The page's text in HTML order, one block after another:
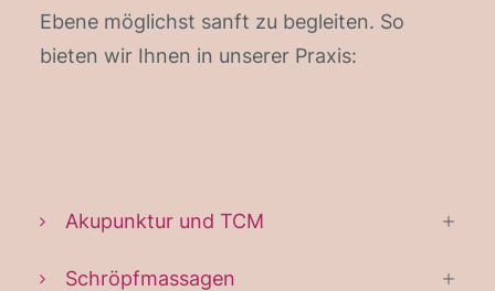
Ebene möglichst sanft zu begleiten. So
bieten wir Ihnen in unserer Praxis:
Akupunktur und TCM
Schröpfmassagen